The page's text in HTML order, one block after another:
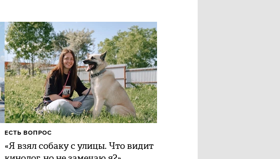
«Я взял собаку с улицы. Что видит
ЕСТЬ ВОПРОС